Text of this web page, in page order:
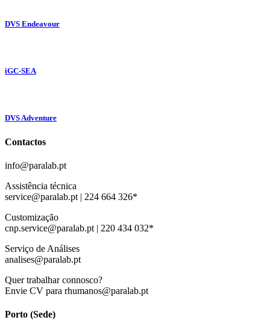
DVS Endeavour
iGC-SEA
DVS Adventure
Contactos
info@paralab.pt
Assistência técnica
service@paralab.pt | 224 664 326*
Customização
cnp.service@paralab.pt | 220 434 032*
Serviço de Análises
analises@paralab.pt
Quer trabalhar connosco?
Envie CV para rhumanos@paralab.pt
Porto (Sede)